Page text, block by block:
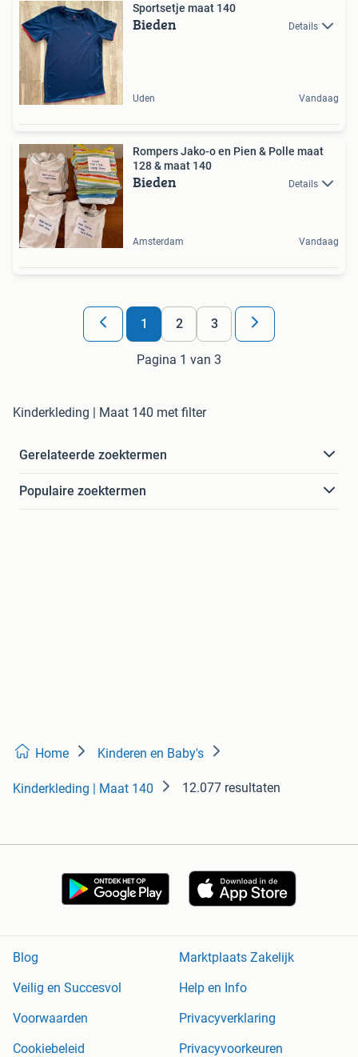
Sportsetje maat 140
Bieden Details
Uden Vandaag
Rompers Jako-o en Pien & Polle maat
128 & maat 140
Bieden Details
Amsterdam Vandaag
1 2 3
Pagina 1 van 3
Kinderkleding | Maat 140 met filter
Gerelateerde zoektermen
Populaire zoektermen
Home Kinderen en Baby's
Kinderkleding | Maat 140 12.077 resultaten
Blog
Marktplaats Zakelijk
Veilig en Succesvol
Help en Info
Voorwaarden
Privacyverklaring
Cookiebeleid
Privacyvoorkeuren